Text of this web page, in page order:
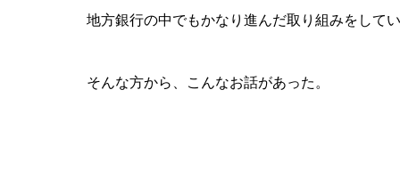
地方銀行の中でもかなり進んだ取り組みをしてい
そんな方から、こんなお話があった。